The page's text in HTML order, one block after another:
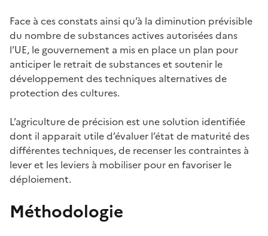
Face à ces constats ainsi qu’à la diminution prévisible
du nombre de substances actives autorisées dans
l’UE, le gouvernement a mis en place un plan pour
anticiper le retrait de substances et soutenir le
développement des techniques alternatives de
protection des cultures.
L’agriculture de précision est une solution identifiée
dont il apparait utile d’évaluer l’état de maturité des
différentes techniques, de recenser les contraintes à
lever et les leviers à mobiliser pour en favoriser le
déploiement.
Méthodologie